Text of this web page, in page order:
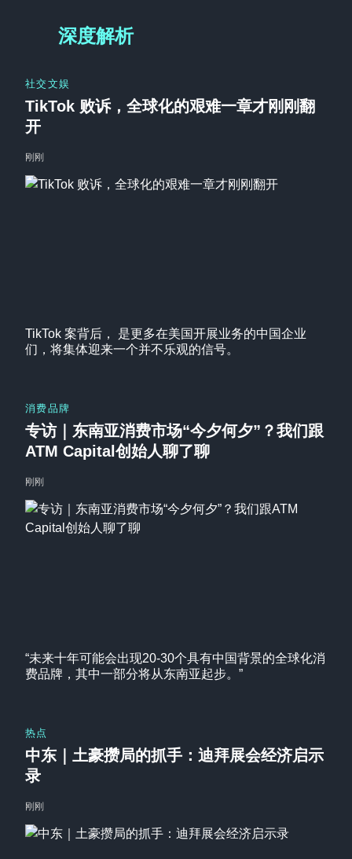
深度解析
TikTok 案背后， 是更多在美国开展业务的中国企业
们，将集体迎来一个并不乐观的信号。
社交文娱
TikTok 败诉，全球化的艰难一章才刚刚翻
开
刚刚
“未来十年可能会出现20-30个具有中国背景的全球化消
费品牌，其中一部分将从东南亚起步。”
消费品牌
专访｜东南亚消费市场“今夕何夕”？我们跟
ATM Capital创始人聊了聊
刚刚
热点
中东｜土豪攒局的抓手：迪拜展会经济启示
录
刚刚